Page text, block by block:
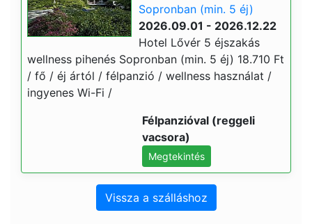
Sopronban (min. 5 éj)
2026.09.01 - 2026.12.22
Hotel Lővér 5 éjszakás
wellness pihenés Sopronban (min. 5 éj) 18.710 Ft
/ fő / éj ártól / félpanzió / wellness használat /
ingyenes Wi-Fi /
Félpanzióval (reggeli
vacsora)
Megtekintés
Vissza a szálláshoz